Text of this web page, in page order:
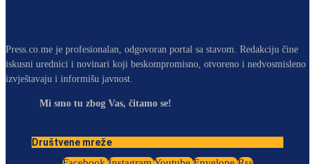
Press.co.me je profesionalan, odgovoran portal sa stavom. Redakciju čine
iskusni urednici i novinari koji beskompromisno, otvoreno i nedvosmisleno
izvještavaju i informišu javnost.
Mi smo tu zbog Vas, čitamo se!
Društvene mreže